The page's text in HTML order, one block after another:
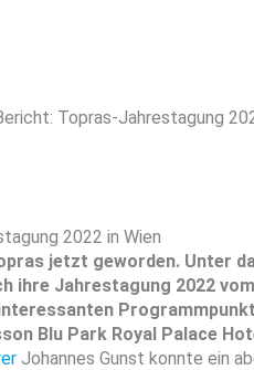
Topras-Jahrestagung
2022 in Wien
jetzt geworden. Unter
ihre Jahrestagung 2022
Blu Park Royal Palace
Johannes Gunst konnte ein